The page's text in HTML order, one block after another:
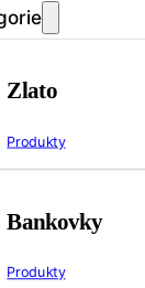
Zlato
Produkty
Bankovky
Produkty